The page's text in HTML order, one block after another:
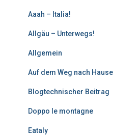
Aaah – Italia!
Allgäu – Unterwegs!
Allgemein
Auf dem Weg nach Hause
Blogtechnischer Beitrag
Doppo le montagne
Eataly